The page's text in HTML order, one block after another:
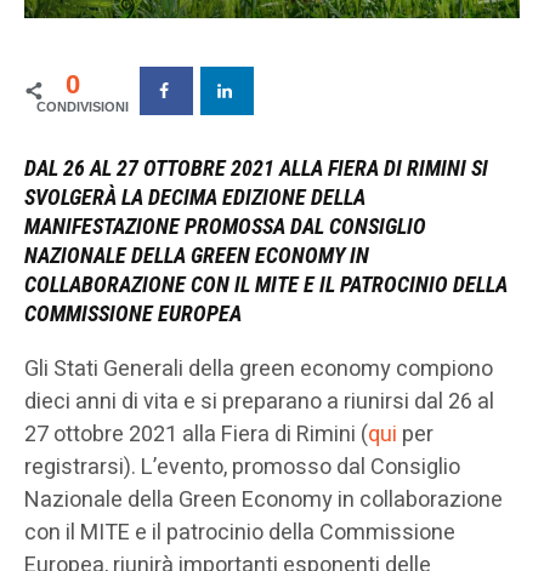
0
DAL 26 AL 27 OTTOBRE 2021 ALLA FIERA DI RIMINI SI
SVOLGERÀ LA DECIMA EDIZIONE DELLA
MANIFESTAZIONE PROMOSSA DAL CONSIGLIO
NAZIONALE DELLA GREEN ECONOMY IN
COLLABORAZIONE CON IL MITE E IL PATROCINIO DELLA
COMMISSIONE EUROPEA
Gli Stati Generali della green economy compiono
dieci anni di vita e si preparano a riunirsi dal 26 al
27 ottobre 2021 alla Fiera di Rimini (qui per
registrarsi). L’evento, promosso dal Consiglio
Nazionale della Green Economy in collaborazione
con il MITE e il patrocinio della Commissione